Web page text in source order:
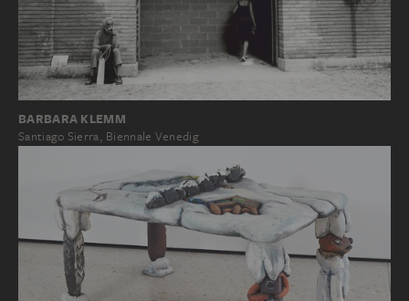
BARBARA KLEMM
Santiago Sierra, Biennale Venedig